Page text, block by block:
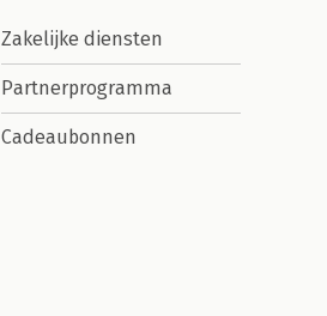
Zakelijke diensten
Partnerprogramma
Cadeaubonnen